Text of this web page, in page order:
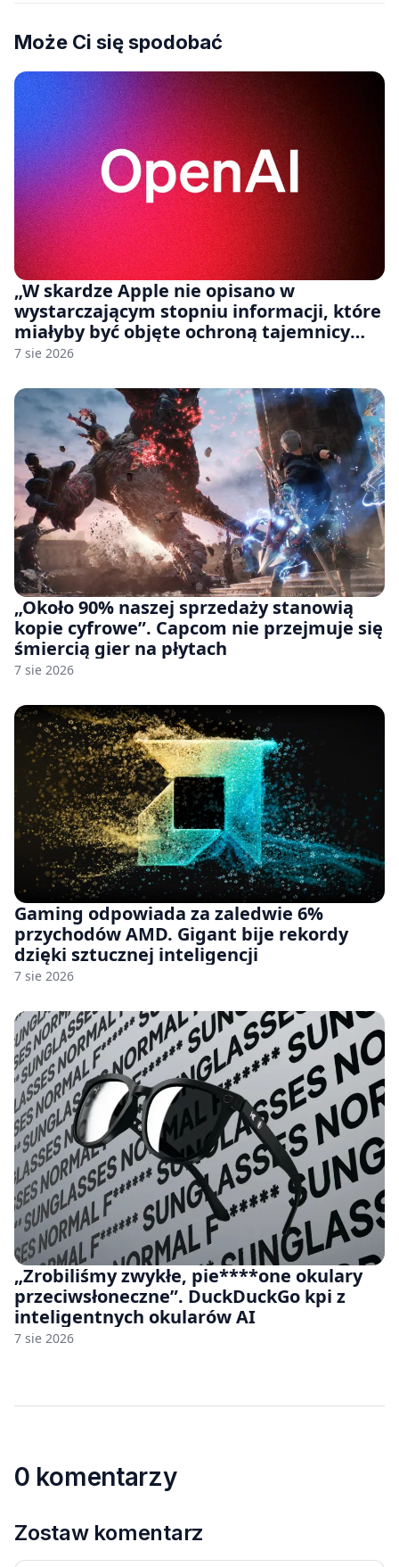
Może Ci się spodobać
„W skardze Apple nie opisano w
wystarczającym stopniu informacji, które
miałyby być objęte ochroną tajemnicy
handlowej”. OpenAI żąda odrzucenia
7 sie 2026
„Około 90% naszej sprzedaży stanowią
kopie cyfrowe”. Capcom nie przejmuje się
śmiercią gier na płytach
7 sie 2026
Gaming odpowiada za zaledwie 6%
przychodów AMD. Gigant bije rekordy
dzięki sztucznej inteligencji
7 sie 2026
„Zrobiliśmy zwykłe, pie****one okulary
przeciwsłoneczne”. DuckDuckGo kpi z
inteligentnych okularów AI
7 sie 2026
0 komentarzy
Zostaw komentarz